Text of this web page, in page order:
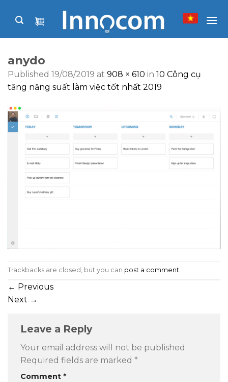
anydo
Published 19/08/2019 at 908 × 610 in 10 Công cụ
tăng năng suất làm việc tốt nhất 2019
Trackbacks are closed, but you can post a comment.
← Previous
Next →
Leave a Reply
Your email address will not be published.
Required fields are marked *
Comment *